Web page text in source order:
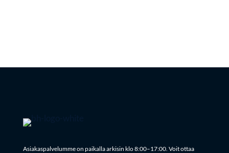
Asiakaspalvelumme on paikalla arkisin klo 8:00–17:00. Voit ottaa